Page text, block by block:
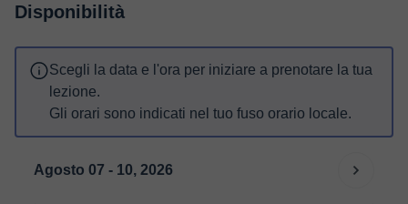
Disponibilità
Scegli la data e l'ora per iniziare a prenotare la tua
lezione.
Gli orari sono indicati nel tuo fuso orario locale.
Agosto 07 - 10, 2026